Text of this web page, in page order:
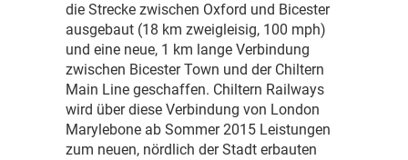
die Strecke zwischen Oxford und Bicester
ausgebaut (18 km zweigleisig, 100 mph)
und eine neue, 1 km lange Verbindung
zwischen Bicester Town und der Chiltern
Main Line geschaffen. Chiltern Railways
wird über diese Verbindung von London
Marylebone ab Sommer 2015 Leistungen
zum neuen, nördlich der Stadt erbauten